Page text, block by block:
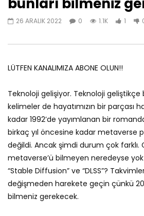
28 ARALIK 2025
0
528
26 ARALIK 2022 0 1.1K 1
LÜTFEN KANALIMIZA ABONE OLUN!!
Teknoloji gelişiyor. Teknoloji geliştikçe
kelimeler de hayatımızın bir parçası
kadar 1992’de yayımlanan bir
birkaç yıl öncesine kadar metaverse
değildi. Ancak şimdi durum çok farklı.
metaverse’ü bilmeyen neredeyse yok
“Stable Diffusion” ve “DLSS”?
değişmeden harekete geçin çünkü
bilmeniz gerekecek.